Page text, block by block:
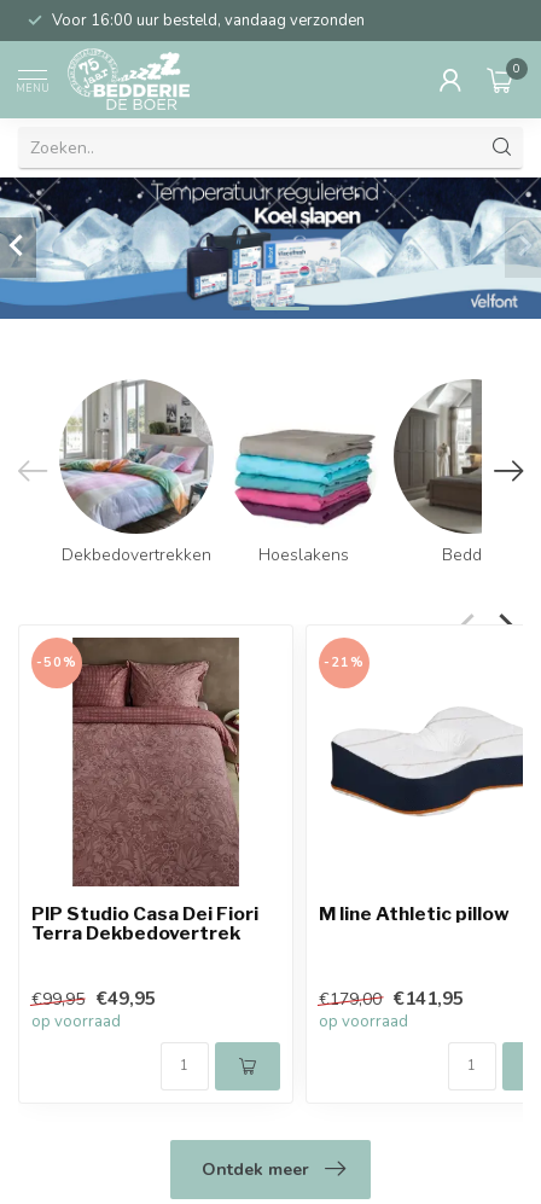
Voor 16:00 uur besteld, vandaag verzonden
MENU
0
Dekbedovertrekken Hoeslakens Bedden
-50%
PIP Studio Casa Dei Fiori
Terra Dekbedovertrek
€99,95 €49,95
op voorraad
-21%
M line Athletic pillow
€179,00 €141,95
op voorraad
Ontdek meer